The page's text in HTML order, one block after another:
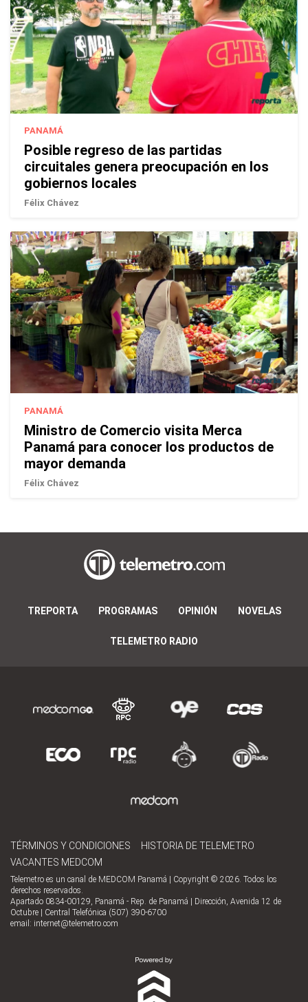
PANAMÁ
Posible regreso de las partidas
circuitales genera preocupación en los
gobiernos locales
Félix Chávez
PANAMÁ
Ministro de Comercio visita Merca
Panamá para conocer los productos de
mayor demanda
Félix Chávez
TREPORTA PROGRAMAS OPINIÓN NOVELAS
TELEMETRO RADIO
TÉRMINOS Y CONDICIONES
HISTORIA DE TELEMETRO
VACANTES MEDCOM
Telemetro es un canal de MEDCOM Panamá | Copyright © 2026. Todos los
derechos reservados.
Apartado 0834-00129, Panamá - Rep. de Panamá | Dirección, Avenida 12 de
Octubre | Central Telefónica (507) 390-6700
email: internet@telemetro.com